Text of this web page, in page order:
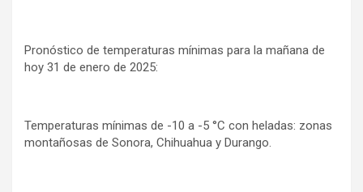
Pronóstico de temperaturas mínimas para la mañana de
hoy 31 de enero de 2025:
Temperaturas mínimas de -10 a -5 °C con heladas: zonas
montañosas de Sonora, Chihuahua y Durango.